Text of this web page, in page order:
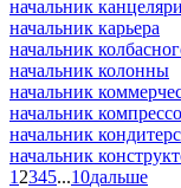
начальник
начальник карьера
начальник
начальник колонны
начальник
начальник
начальник
начальник
1 2345...10дальше